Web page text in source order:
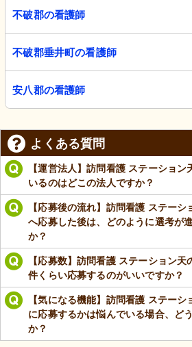
不破郡の看護師
不破郡垂井町の看護師
安八郡の看護師
よくある質問
【運営法人】訪問看護 ステーション
いるのはどこの法人ですか？
【応募後の流れ】訪問看護 ステーシ
へ応募した後は、どのように選考が
か？
【応募数】訪問看護 ステーション天
件くらい応募するのがいいですか？
【気になる機能】訪問看護 ステーシ
に応募するかは悩んでいる場合、ど
か？